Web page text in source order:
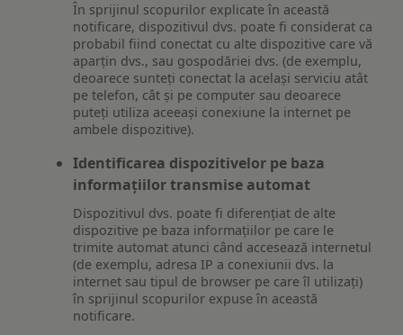
În sprijinul scopurilor explicate în această
notificare, dispozitivul dvs. poate fi considerat ca
probabil fiind conectat cu alte dispozitive care vă
aparțin dvs., sau gospodăriei dvs. (de exemplu,
deoarece sunteți conectat la același serviciu atât
pe telefon, cât și pe computer sau deoarece
puteți utiliza aceeași conexiune la internet pe
ambele dispozitive).
Identificarea dispozitivelor pe baza
informațiilor transmise automat
Dispozitivul dvs. poate fi diferențiat de alte
dispozitive pe baza informațiilor pe care le
trimite automat atunci când accesează internetul
(de exemplu, adresa IP a conexiunii dvs. la
internet sau tipul de browser pe care îl utilizați)
în sprijinul scopurilor expuse în această
notificare.